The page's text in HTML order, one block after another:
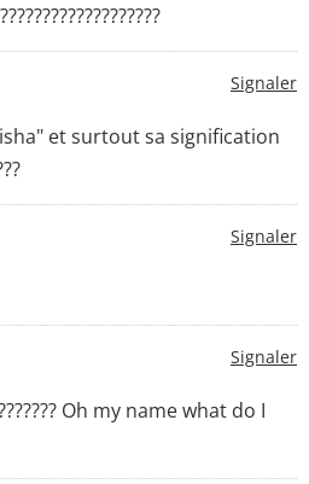
Signaler
et surtout sa signification
Signaler
Signaler
Oh my name what do I